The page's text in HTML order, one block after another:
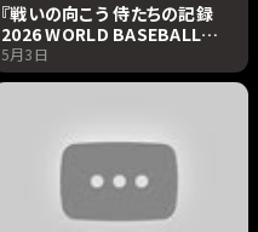
『戦いの向こう 侍たちの記録
2026 WORLD BASEBALL
CLASSIC』特別上映会の風景 |
Netflix Japan
5月3日